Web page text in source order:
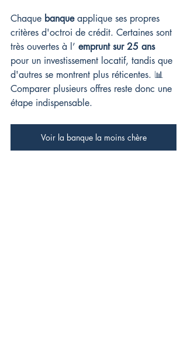
Chaque banque applique ses propres
critères d'octroi de crédit. Certaines sont
très ouvertes à l’ emprunt sur 25 ans
pour un investissement locatif, tandis que
d'autres se montrent plus réticentes. 📊
Comparer plusieurs offres reste donc une
étape indispensable.
Voir la banque la moins chère